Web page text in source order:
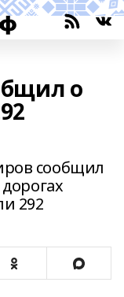
о
сообщил
292